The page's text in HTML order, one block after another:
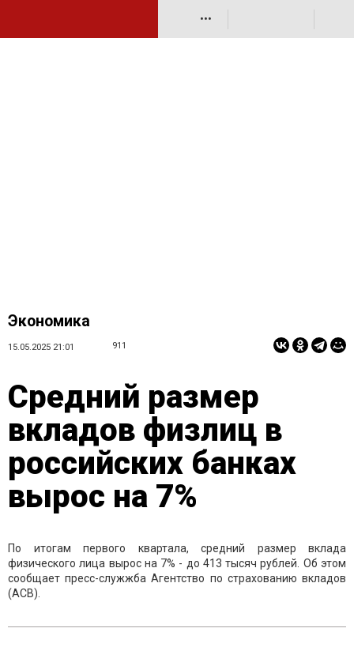
•••
Экономика
15.05.2025 21:01 911
Средний размер
вкладов физлиц в
российских банках
вырос на 7%
По итогам первого квартала, средний размер вклада
физического лица вырос на 7% - до 413 тысяч рублей. Об этом
сообщает пресс-служжба Агентство по страхованию вкладов
(АСВ).